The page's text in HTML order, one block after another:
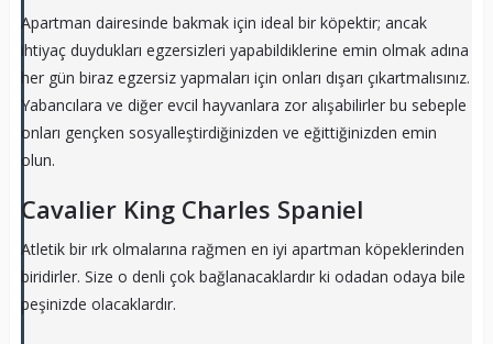
Apartman dairesinde bakmak için ideal bir köpektir; ancak
ihtiyaç duydukları egzersizleri yapabildiklerine emin olmak adına
her gün biraz egzersiz yapmaları için onları dışarı çıkartmalısınız.
Yabancılara ve diğer evcil hayvanlara zor alışabilirler bu sebeple
onları gençken sosyalleştirdiğinizden ve eğittiğinizden emin
olun.
Cavalier King Charles Spaniel
Atletik bir ırk olmalarına rağmen en iyi apartman köpeklerinden
biridirler. Size o denli çok bağlanacaklardır ki odadan odaya bile
peşinizde olacaklardır.